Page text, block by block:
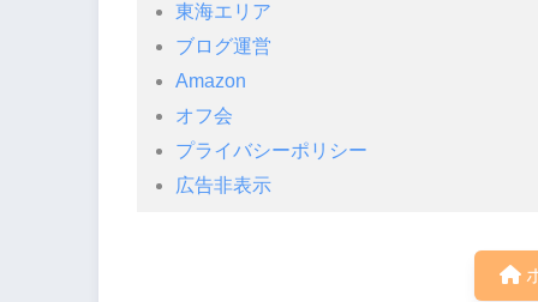
東海エリア
ブログ運営
Amazon
オフ会
プライバシーポリシー
広告非表示